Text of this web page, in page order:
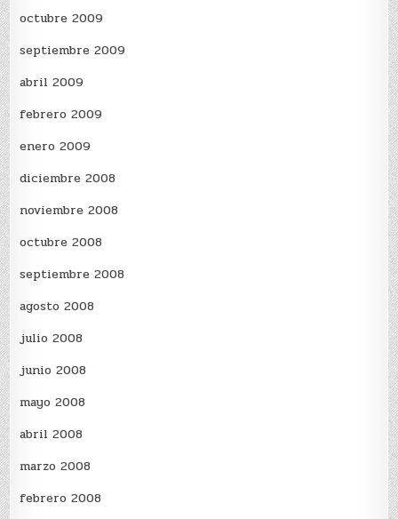
octubre 2009
septiembre 2009
abril 2009
febrero 2009
enero 2009
diciembre 2008
noviembre 2008
octubre 2008
septiembre 2008
agosto 2008
julio 2008
junio 2008
mayo 2008
abril 2008
marzo 2008
febrero 2008